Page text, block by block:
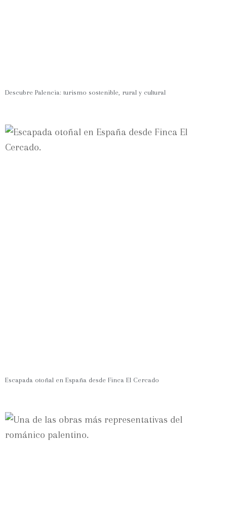
Descubre Palencia: turismo sostenible, rural y cultural
Escapada otoñal en España desde Finca El Cercado